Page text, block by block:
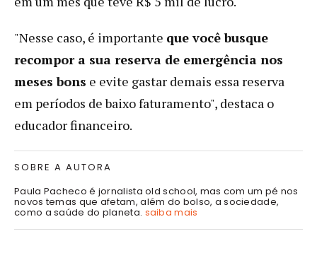
"Nesse caso, é importante que você busque
recompor a sua reserva de emergência nos
meses bons e evite gastar demais essa reserva
em períodos de baixo faturamento", destaca o
educador financeiro.
SOBRE A AUTORA
Paula Pacheco é jornalista old school, mas com um pé nos
novos temas que afetam, além do bolso, a sociedade,
como a saúde do planeta. saiba mais